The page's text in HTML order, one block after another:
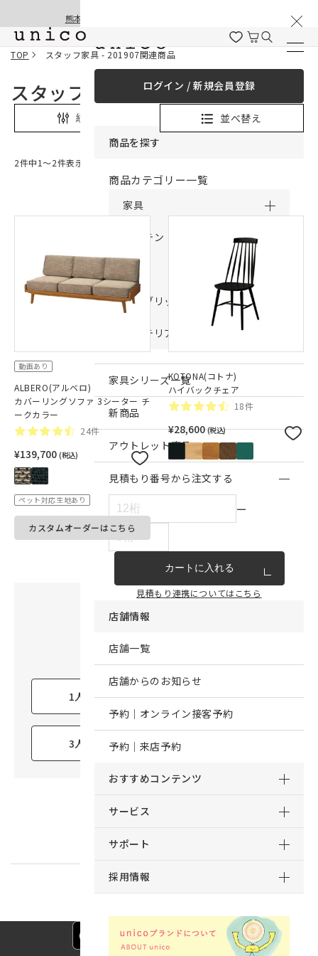
熊本地震の影響による配送遅延と停止について
ログイン / 新規会員登録
商品を探す
商品カテゴリー一覧
家具
カーテン
ラグ
ファブリック雑貨
インテリア雑貨・その他
家具シリーズ一覧
新商品
アウトレット商品
見積もり番号から注文する
ー
カートに入れる
見積もり連携についてはこちら
店舗情報
店舗一覧
店舗からのお知らせ
予約｜オンライン接客予約
予約｜来店予約
おすすめコンテンツ
サービス
サポート
採用情報
TOP スタッフ家具 - 201907関連商品
スタッフ家具 - 201907関連商品
絞り込み 並べ替え
2件中1〜2件表示
動画あり
ALBERO(アルベロ)
カバーリングソファ 3シーター チ
ークカラー
24件
¥139,700 (税込)
ペット対応生地あり
カスタムオーダーはこちら
KOTONA(コトナ)
ハイバックチェア
18件
¥28,600(税込)
コーディネートを相談できます
〈 お住まいの人数は？ 〉
1人暮らし 2人暮らし
3人暮らし